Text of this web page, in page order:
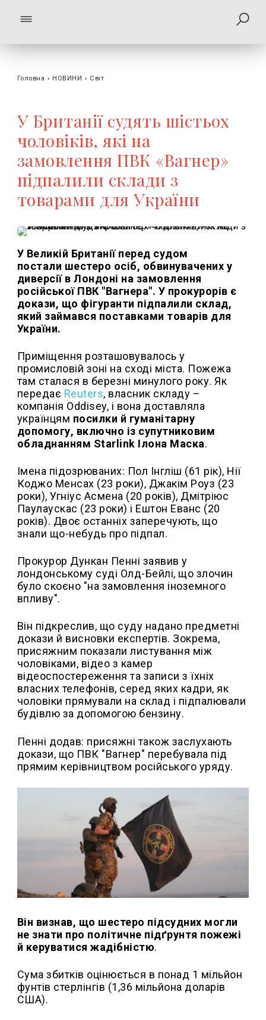
Головна › НОВИНИ › Світ
У Британії судять шістьох
чоловіків, які на
замовлення ПВК «Вагнер»
підпалили склади з
товарами для України
У Великій Британії перед судом
постали шестеро осіб, обвинувачених у
диверсії в Лондоні на замовлення
російської ПВК "Вагнера". У прокурорів є
докази, що фігуранти підпалили склад,
який займався поставками товарів для
України.
Приміщення розташовувалось у
промисловій зоні на сході міста. Пожежа
там сталася в березні минулого року. Як
передає Reuters, власник складу –
компанія Oddisey, і вона доставляла
українцям посилки й гуманітарну
допомогу, включно із супутниковим
обладнанням Starlink Ілона Маска.
Імена підозрюваних: Пол Інгліш (61 рік), Нії
Коджо Менсах (23 роки), Джакім Роуз (23
роки), Угніус Асмена (20 років), Дмітріюс
Паулаускас (23 роки) і Ештон Еванс (20
років). Двоє останніх заперечують, що
знали що-небудь про підпал.
Прокурор Дункан Пенні заявив у
лондонському суді Олд-Бейлі, що злочин
було скоєно "на замовлення іноземного
впливу".
Він підкреслив, що суду надано предметні
докази й висновки експертів. Зокрема,
присяжним показали листування між
чоловіками, відео з камер
відеоспостереження та записи з їхніх
власних телефонів, серед яких кадри, як
чоловіки прямували на склад і підпалювали
будівлю за допомогою бензину.
Пенні додав: присяжні також заслухають
докази, що ПВК "Вагнер" перебувала під
прямим керівництвом російського уряду.
Він визнав, що шестеро підсудних могли
не знати про політичне підґрунтя пожежі
й керуватися жадібністю.
Сума збитків оцінюється в понад 1 мільйон
фунтів стерлінгів (1,36 мільйона доларів
США).